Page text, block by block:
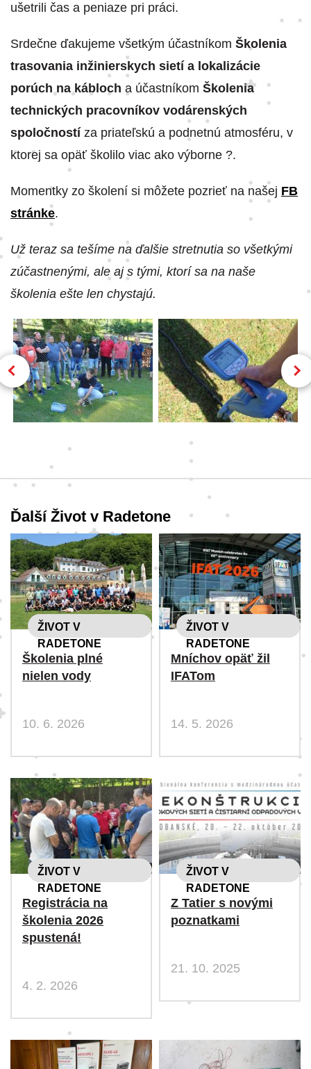
ušetrili čas a peniaze pri práci.
Srdečne ďakujeme všetkým účastníkom Školenia
trasovania inžinierskych sietí a lokalizácie
porúch na kábloch a účastníkom Školenia
technických pracovníkov vodárenských
spoločností za priateľskú a podnetnú atmosféru, v
ktorej sa opäť školilo viac ako výborne ?.
Momentky zo školení si môžete pozrieť na našej FB
stránke.
Už teraz sa tešíme na ďalšie stretnutia so všetkými
zúčastnenými, ale aj s tými, ktorí sa na naše
školenia ešte len chystajú.
Ďalší Život v Radetone
ŽIVOT V
RADETONE
Školenia plné
nielen vody
10. 6. 2026
ŽIVOT V
RADETONE
Mníchov opäť žil
IFATom
14. 5. 2026
ŽIVOT V
RADETONE
Registrácia na
školenia 2026
spustená!
4. 2. 2026
ŽIVOT V
RADETONE
Z Tatier s novými
poznatkami
21. 10. 2025